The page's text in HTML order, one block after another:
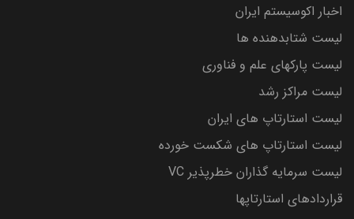
اخبار اکوسیستم ایران
لیست شتابدهنده ها
لیست پارکهای علم و فناوری
لیست مراکز رشد
لیست استارتاپ های ایران
لیست استارتاپ های شکست خورده
لیست سرمایه گذاران خطرپذیر VC
قراردادهای استارتاپها